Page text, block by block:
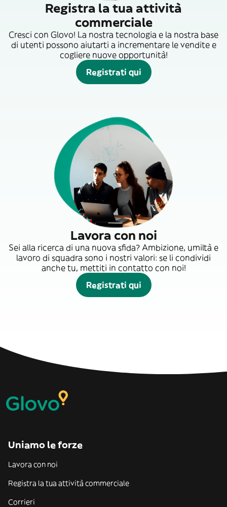
Registra la tua attività
commerciale
Cresci con Glovo! La nostra tecnologia e la nostra base
di utenti possono aiutarti a incrementare le vendite e
cogliere nuove opportunità!
Registrati qui
Lavora con noi
Sei alla ricerca di una nuova sfida? Ambizione, umiltà e
lavoro di squadra sono i nostri valori: se li condividi
anche tu, mettiti in contatto con noi!
Registrati qui
Uniamo le forze
Lavora con noi
Registra la tua attività commerciale
Corrieri